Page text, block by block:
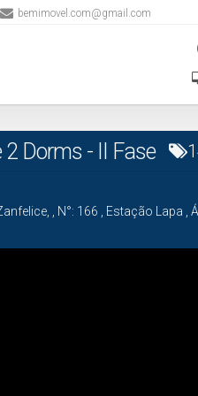
bemimovel.com@gmail.com
2 Dorms - II Fase
N°: 166 Estação Lapa